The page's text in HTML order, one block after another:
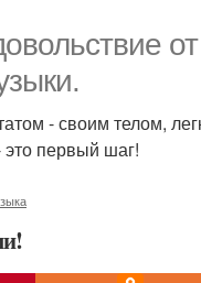
- своим телом,
это первый шаг!